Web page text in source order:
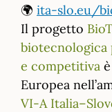
🌍 ita-slo.eu/
Il progetto
biotecnologica
e competitiva
Europea
VI-A